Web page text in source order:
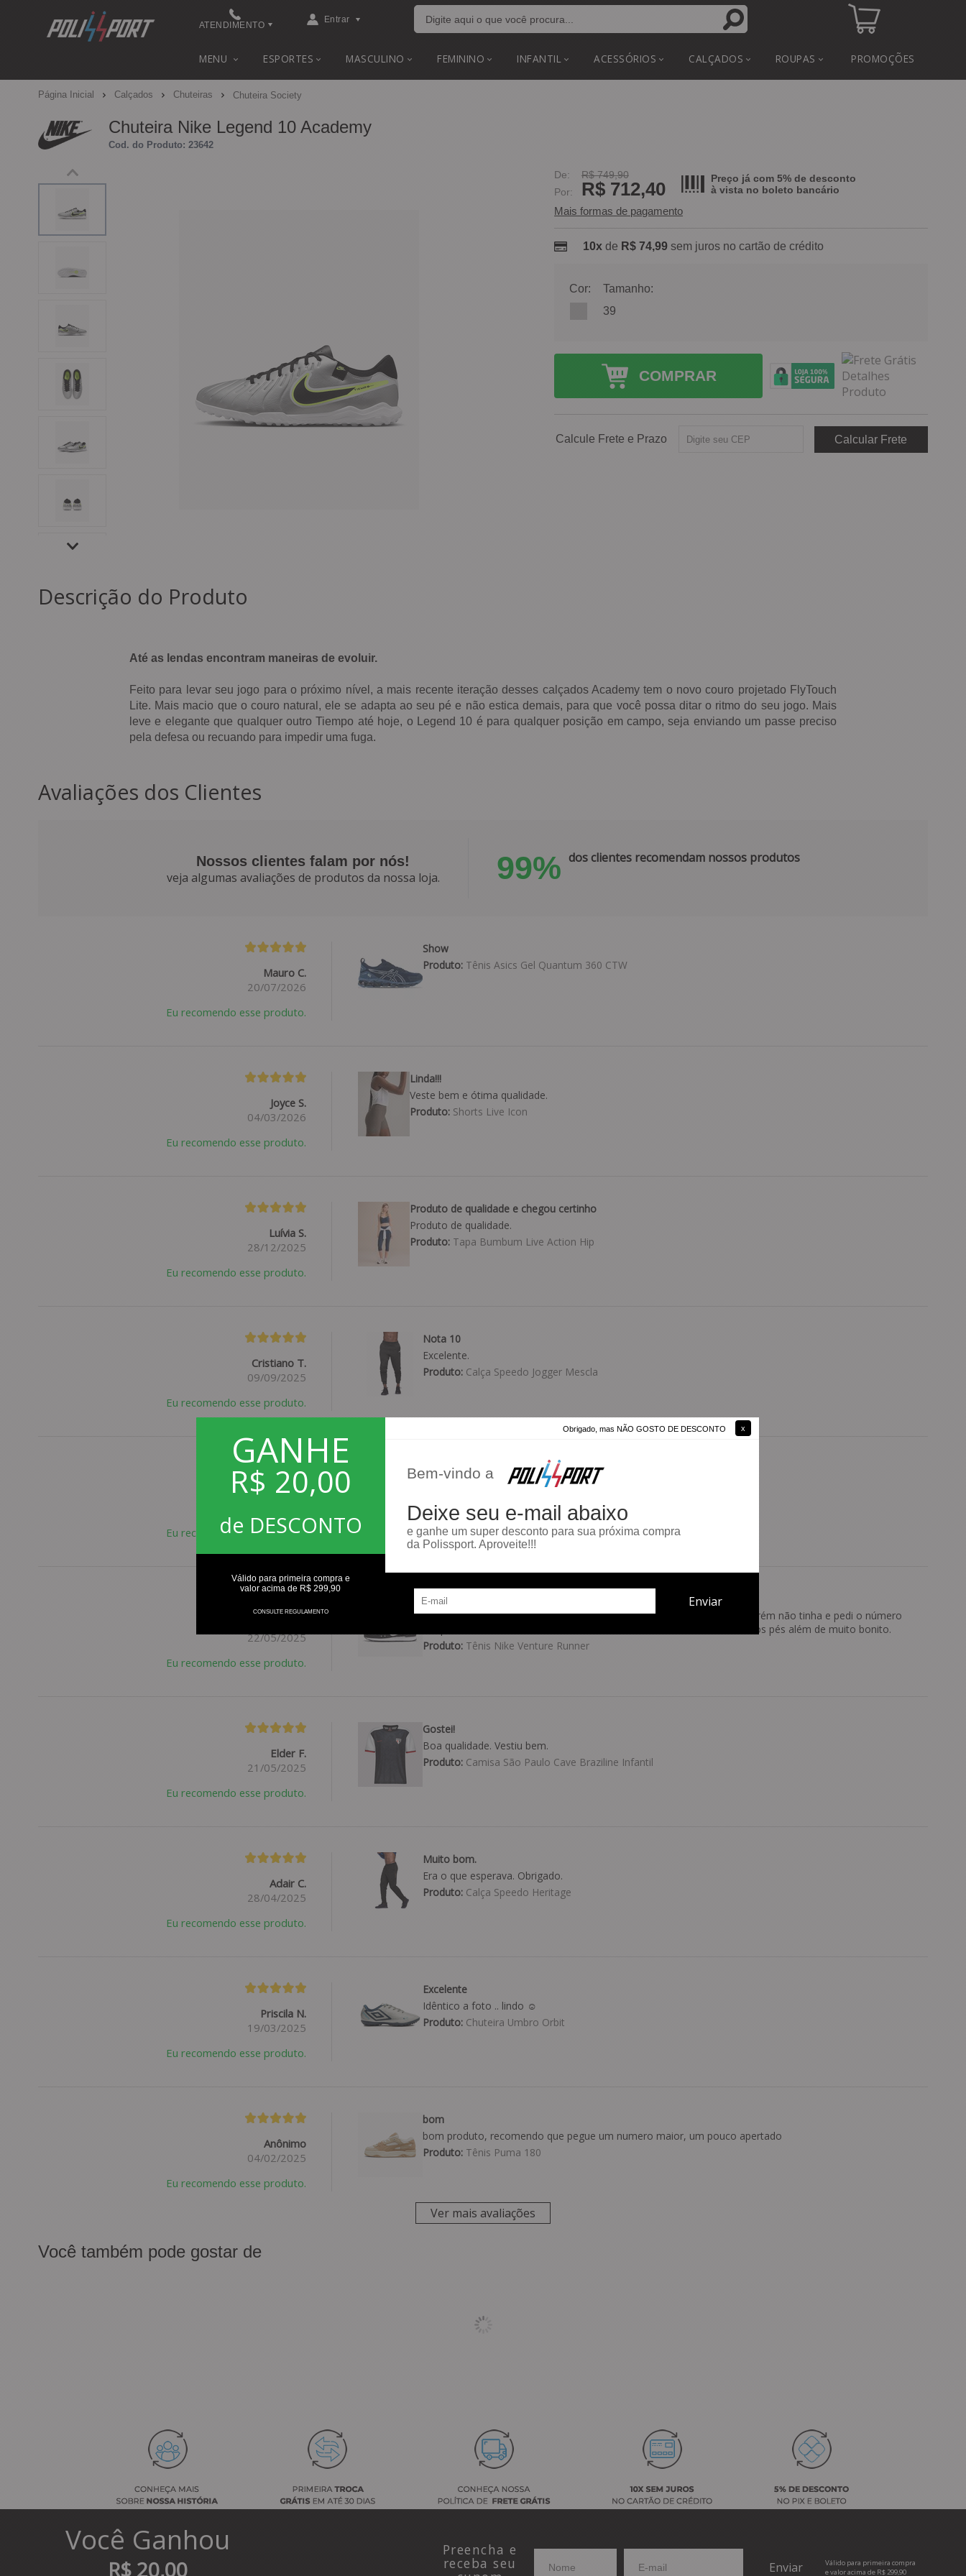
Obrigado, mas NÃO GOSTO DE DESCONTO
GANHE
R$ 20,00
de DESCONTO
Válido para primeira compra e
valor acima de R$ 299,90
CONSULTE REGULAMENTO
Bem-vindo a
Deixe seu e-mail abaixo
e ganhe um super desconto para sua próxima compra
da Polissport. Aproveite!!!
ATENDIMENTO
(48) 3622-0041
(48) 3622-0041
contato@polissport.com.br
Entrar
MENU ESPORTES MASCULINO FEMININO INFANTIL ACESSÓRIOS CALÇADOS ROUPAS PROMOÇÕES
Página Inicial Calçados Chuteiras Chuteira Society
Chuteira Nike Legend 10 Academy
Cod. do Produto: 23642
De:
R$ 749,90
Por:
R$ 712,40
Preço já com 5% de desconto
à vista noboleto bancário
Mais formas de pagamento
10xdeR$ 74,99 sem juros no cartão de crédito
Cor:
Tamanho:
39
COMPRAR
Calcule Frete e Prazo
Descrição do Produto
Até as lendas encontram maneiras de evoluir.
Feito para levar seu jogo para o próximo nível, a mais recente iteração desses calçados Academy tem o novo couro projetado FlyTouch
Lite. Mais macio que o couro natural, ele se adapta ao seu pé e não estica demais, para que você possa ditar o ritmo do seu jogo. Mais
leve e elegante que qualquer outro Tiempo até hoje, o Legend 10 é para qualquer posição em campo, seja enviando um passe preciso
pela defesa ou recuando para impedir uma fuga.
Avaliações dos Clientes
Nossos clientes falam por nós!
veja algumas avaliações de produtos da nossa loja.
99% dos clientes recomendam nossos produtos
Mauro C.
20/07/2026
Eu recomendo esse produto.
Show
Produto:Tênis Asics Gel Quantum 360 CTW
Joyce S.
04/03/2026
Eu recomendo esse produto.
Linda!!!
Veste bem e ótima qualidade.
Produto:Shorts Live Icon
Luívia S.
28/12/2025
Eu recomendo esse produto.
Produto de qualidade e chegou certinho
Produto de qualidade.
Produto:Tapa Bumbum Live Action Hip
Cristiano T.
09/09/2025
Eu recomendo esse produto.
Nota 10
Excelente.
Produto:Calça Speedo Jogger Mescla
Paulo S.
Eu recomendo esse produto.
Bom parabéns
Produto:
Bermuda Puma Archive
22/05/2025
Eu recomendo esse produto.
Ótimo produto.
O produto é de qualidade e condiz com a discrição do site. Calço 40, porém não tinha e pedi o número
41 que cindiz com o número 40. Excelente acabamento e confortável nos pés além de muito bonito.
Produto:Tênis Nike Venture Runner
Elder F.
21/05/2025
Eu recomendo esse produto.
Gostei!
Boa qualidade. Vestiu bem.
Produto:Camisa São Paulo Cave Braziline Infantil
Adair C.
28/04/2025
Eu recomendo esse produto.
Muito bom.
Era o que esperava. Obrigado.
Produto:Calça Speedo Heritage
Priscila N.
19/03/2025
Eu recomendo esse produto.
Excelente
Idêntico a foto .. lindo ☺️
Produto:Chuteira Umbro Orbit
Anônimo
04/02/2025
Eu recomendo esse produto.
bom
bom produto, recomendo que pegue um numero maior, um pouco apertado
Produto:Tênis Puma 180
Ver mais avaliações
Você também pode gostar de
VocêGanhou
R$ 20,00
Preencha e
receba seu
Válido para primeira compra
e valor acima de R$ 299,90